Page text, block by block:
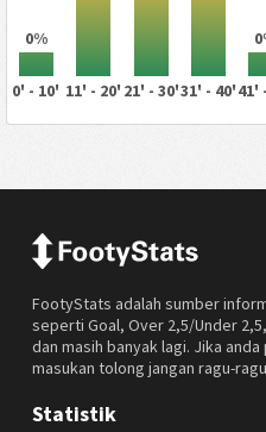
0%
0' - 10' 11' - 20' 21' - 30'31' - 40'41'
FootyStats adalah sumber
seperti Goal, Over 2,5/Under
dan masih banyak lagi. Jika
masukan tolong jangan ragu-
Statistik